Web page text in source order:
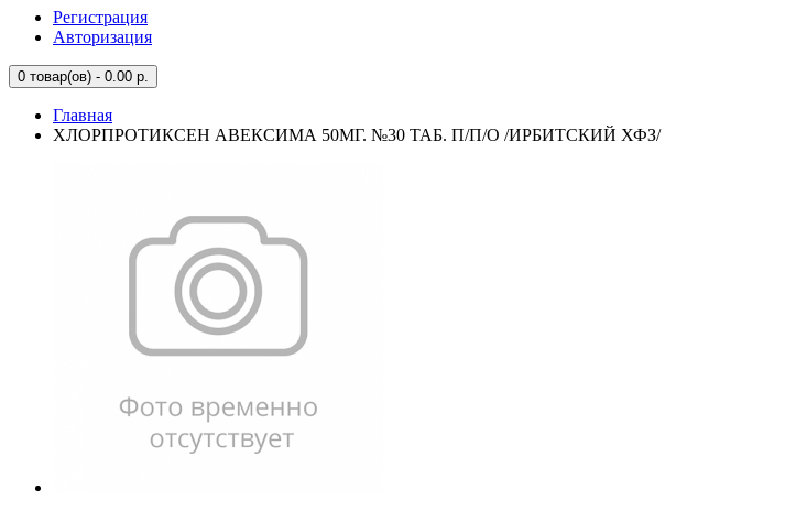
Регистрация
Авторизация
0 товар(ов) - 0.00 р.
Главная
ХЛОРПРОТИКСЕН АВЕКСИМА 50МГ. №30 ТАБ. П/П/О /ИРБИТСКИЙ ХФЗ/